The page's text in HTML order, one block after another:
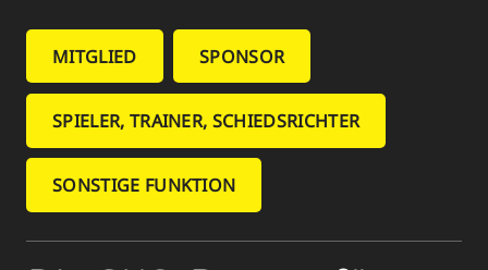
MITGLIED SPONSOR
SPIELER, TRAINER, SCHIEDSRICHTER
SONSTIGE FUNKTION